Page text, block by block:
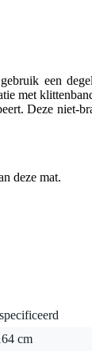
een
met
Deze niet-
deze mat.
cm